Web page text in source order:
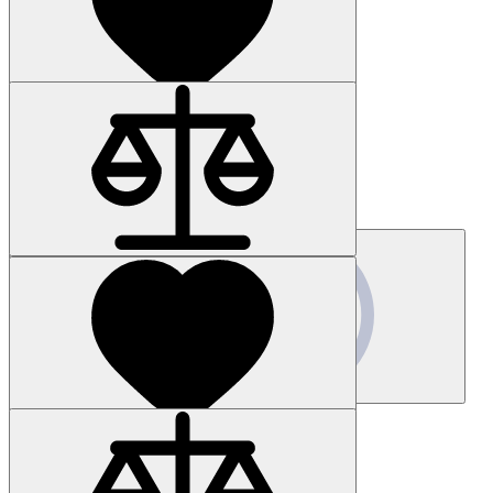
Наличие: уточняйте
Код товара: 41222-01
3RA2326-8XB30-2FB4
Цена по запросу
Наличие: уточняйте
Код товара: 16478-01
6AV6355-1CA31-8BB1